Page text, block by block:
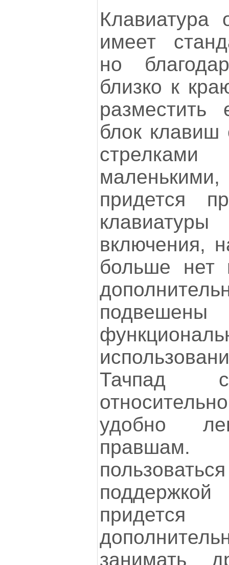
Клавиатура
имеет
но
близко к
блок клавиш
придется
включения,
больше нет
Тачпад
удобно
придется
занимать